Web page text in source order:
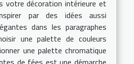
votre décoration intérieure et
par des idées aussi
dans les paragraphes
une palette de couleurs
une palette chromatique